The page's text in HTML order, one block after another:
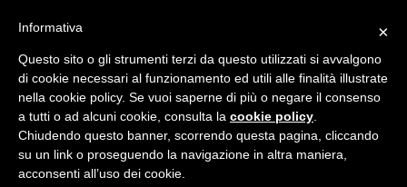
/ USATO HEKTOR 135MM F/4.5 VITE 39X1
NAVIGAZIONE
×
Informativa
Questo sito o gli strumenti terzi da questo utilizzati si avvalgono
di cookie necessari al funzionamento ed utili alle finalità illustrate
nella cookie policy. Se vuoi saperne di più o negare il consenso
a tutti o ad alcuni cookie, consulta la cookie policy
Chiudendo questo banner, scorrendo questa pagina, cliccando
su un link o proseguendo la navigazione in altra maniera,
acconsenti all’uso dei cookie.